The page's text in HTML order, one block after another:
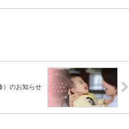
）のお知らせ